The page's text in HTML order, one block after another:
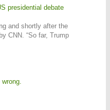
presidential debate
and shortly after the
CNN. “So far, Trump
wrong.